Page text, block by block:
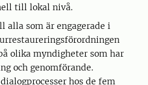
till lokal nivå.
som är engagerade i
olika myndigheter som har
och genomförande.
hos de fem